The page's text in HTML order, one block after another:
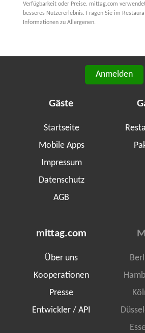
Verfügbarkeit oder Preise. mittag.com
besseres Nutzererlebnis. Fragen Sie im
Informationen zu Allergenen.
Anmelden
Gäste
Startseite
Mobile Apps
Impressum
Datenschutz
AGB
mittag.com
Über uns
Kooperationen
Presse
Entwickler / API